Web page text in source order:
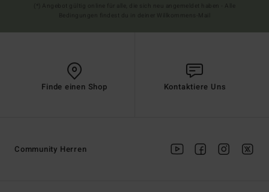
Finde einen Shop Kontaktiere Uns
Community Herren